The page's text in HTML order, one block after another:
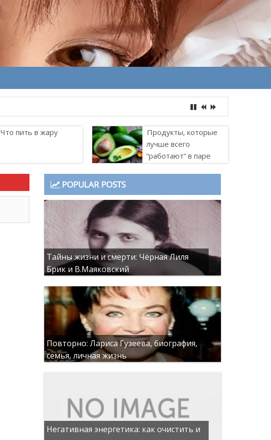
Что пить в жару
Продукты, которые
лучше всего
“работают” в паре
POPULAR POSTS
Тайны жизни и смерти: Чёрная Лиля
Брик и В.Маяковский
Повторно: Лариса Гузеева, биография,
семья, личная жизнь
Негативная энергетика: как очистить и